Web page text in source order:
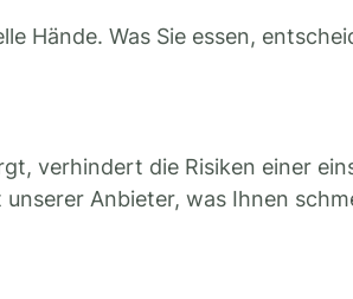
Hände. Was Sie essen,
verhindert die Risiken einer
Anbieter, was Ihnen